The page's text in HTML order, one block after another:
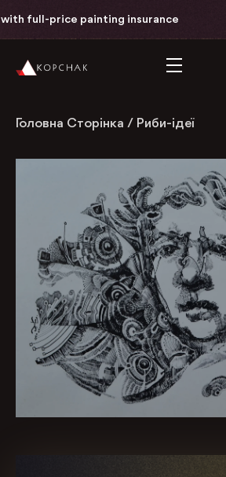
full-price painting insurance
Головна Сторінка / Риби-ідеї